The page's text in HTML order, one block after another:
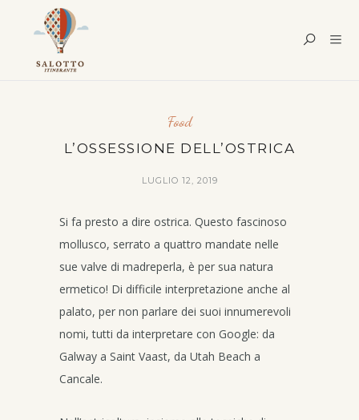
Food
L’OSSESSIONE DELL’OSTRICA
LUGLIO 12, 2019
Si fa presto a dire ostrica. Questo fascinoso
mollusco, serrato a quattro mandate nelle
sue valve di madreperla, è per sua natura
ermetico! Di difficile interpretazione anche al
palato, per non parlare dei suoi innumerevoli
nomi, tutti da interpretare con Google: da
Galway a Saint Vaast, da Utah Beach a
Cancale.